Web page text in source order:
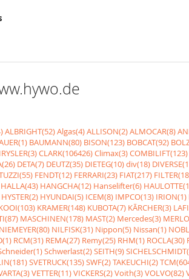
ALBRIGHT(52)Algas(4)ALLISON(2)ALMOCAR(8)
BAUMANN(80) BISON(123) BOBCAT(92)
CLARK(106426)Climax(3)COMBILIFT(123)
DETA(7) DEUTZ(35) DIETEG(10)div(18)
FENDT(12) FERRARI(23) FIAT(217)
HALLA(43) HANGCHA(12) Hanselifter(6)
HYSTER(2) HYUNDAI(5) ICEM(8) IMPCO(13) IRION(1)
KRAMER(148) KUBOTA(7) KÃRCHER(3)
MASCHINEN(178) MAST(2) Mercedes(3)
NILFISK(31) Nippon(5) Nissan(1)
RCM(31) REMA(27) Remy(25) RHM(1) ROCLA(30)
Schwerlast(2)SEITH(9)
SVETRUCK(135)SWF(2)TAKEUCHI(2)
VETTER(11)VICKERS(2)Voith(3)VOLVO(82)